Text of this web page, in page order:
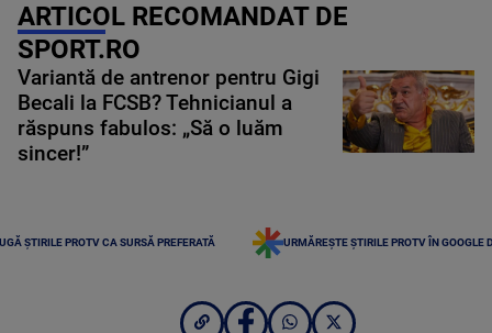
ARTICOL RECOMANDAT DE
SPORT.RO
Variantă de antrenor pentru Gigi
Becali la FCSB? Tehnicianul a
răspuns fabulos: „Să o luăm
sincer!”
ȘTIRILE PROTV CA SURSĂ PREFERATĂ URMĂREȘTE ȘTIRILE PROTV ÎN GOOGLE